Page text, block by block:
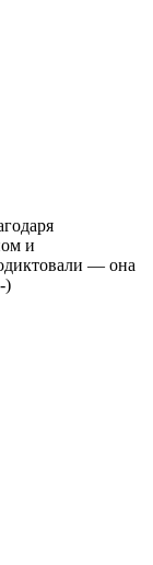
и
— она
)